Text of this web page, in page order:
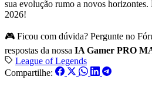
sua evolução rumo a novos
2026!
🎮 Ficou com dúvida? Pergunte no
respostas da nossa IA Gamer PRO
League of Legends
Compartilhe: